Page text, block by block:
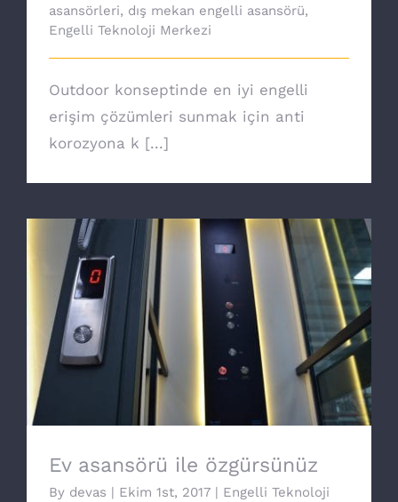
asansörleri, dış mekan engelli asansörü,
Engelli Teknoloji Merkezi
Outdoor konseptinde en iyi engelli
erişim çözümleri sunmak için anti
korozyona k [...]
Ev asansörü ile özgürsünüz
Ev asansörü ile özgürsünüz
By devas | Ekim 1st, 2017 | Engelli Teknoloji